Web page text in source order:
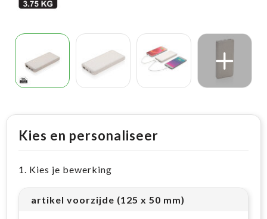
Kies en personaliseer
1. Kies je bewerking
artikel voorzijde (125 x 50 mm)